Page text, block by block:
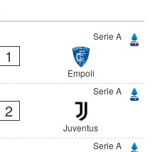
Serie A
1
Empoli
Serie A
2
Juventus
Serie A